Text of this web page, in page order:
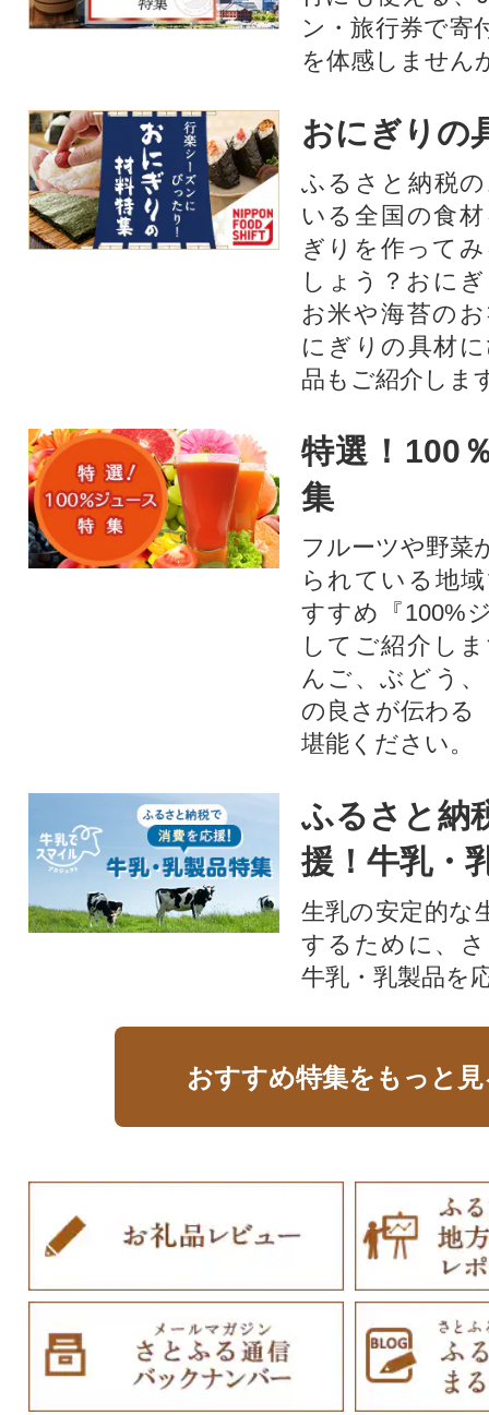
ン・旅行券で寄
を体感しません
おにぎりの
ふるさと納税
いる全国の食
ぎりを作って
しょう？おに
お米や海苔の
にぎりの具材
品もご紹介しま
特選！100
集
フルーツや野菜
られている地
すすめ『100%
してご紹介し
んご、ぶどう
の良さが伝わる
堪能ください。
ふるさと納
援！牛乳・
生乳の安定的な
するために、
牛乳・乳製品を
おすすめ特集をもっと